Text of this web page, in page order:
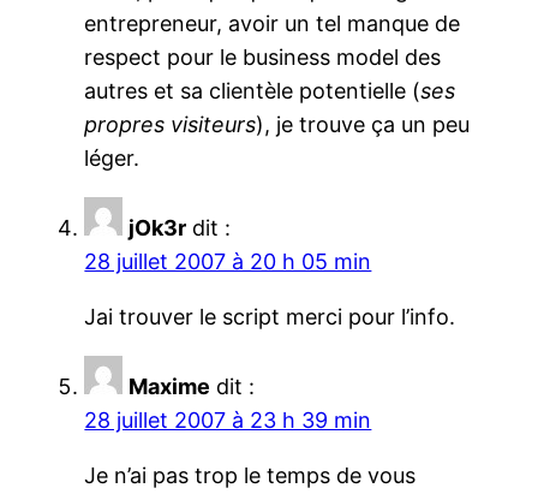
entrepreneur, avoir un tel manque de
respect pour le business model des
autres et sa clientèle potentielle (ses
propres visiteurs), je trouve ça un peu
léger.
jOk3r dit :
28 juillet 2007 à 20 h 05 min
Jai trouver le script merci pour l’info.
Maxime dit :
28 juillet 2007 à 23 h 39 min
Je n’ai pas trop le temps de vous